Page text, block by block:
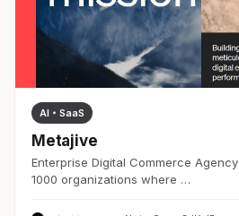
AI・SaaS
Metajive
Enterprise Digital Commerce
1000 organizations where …